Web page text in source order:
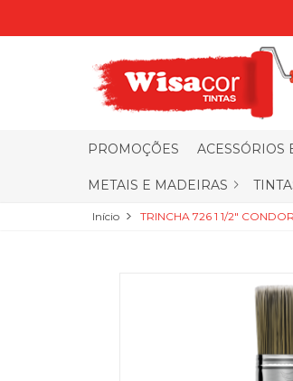
PROMOÇÕES ACESSÓRIOS
METAIS E MADEIRAS
Início TRINCHA 726 1 1/2"